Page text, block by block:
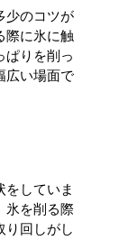
少のコツが
際に氷に触
ぱりを削っ
広い場面で
をしていま
氷を削る際
り回しがし